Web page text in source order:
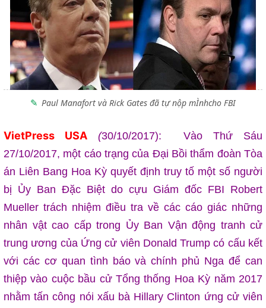
Paul Manafort và Rick Gates đã tự nộp mÌnhcho FBI
VietPress USA (30/10/2017): Vào Thứ Sáu
27/10/2017, một cáo trạng của Đại Bồi thẩm đoàn Tòa
án Liên Bang Hoa Kỳ quyết định truy tố một số người
bị Ủy Ban Đặc Biệt do cựu Giám đốc FBI Robert
Mueller trách nhiệm điều tra về các cáo giác những
nhân vật cao cấp trong Ủy Ban Vận động tranh cử
trung ương của Ứng cử viên Donald Trump có cấu kết
với các cơ quan tình báo và chính phủ Nga để can
thiệp vào cuộc bầu cử Tổng thống Hoa Kỳ năm 2017
nhằm tấn công nói xấu bà Hillary Clinton ứng cử viên